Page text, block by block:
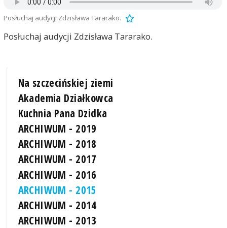
Posłuchaj audycji Zdzisława Tararako.
Posłuchaj audycji Zdzisława Tararako.
Na szczecińskiej ziemi
Akademia Działkowca
Kuchnia Pana Dzidka
ARCHIWUM - 2019
ARCHIWUM - 2018
ARCHIWUM - 2017
ARCHIWUM - 2016
ARCHIWUM - 2015
ARCHIWUM - 2014
ARCHIWUM - 2013